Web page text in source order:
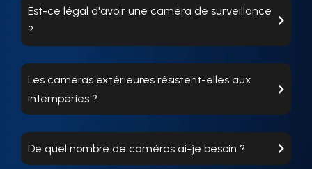
Est-ce légal d'avoir une caméra de surveillance
?
Les caméras extérieures résistent-elles aux
intempéries ?
De quel nombre de caméras ai-je besoin ?